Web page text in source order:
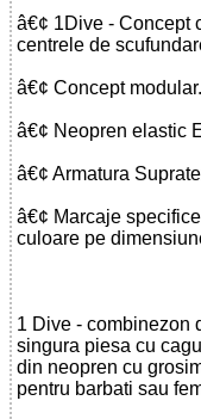
â€¢ 1Dive - Concept
centrele de
â€¢ Concept modular.
â€¢ Neopren elastic
â€¢ Armatura
â€¢ Marcaje
culoare pe
1 Dive - combinezon
singura piesa cu
din neopren cu
pentru barbati sau